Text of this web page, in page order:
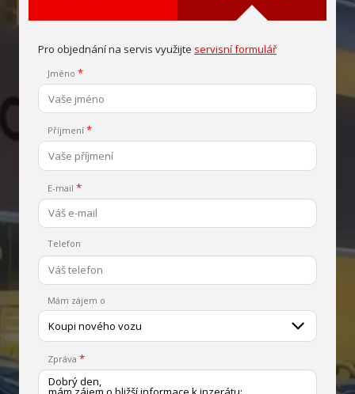
Pro objednání na servis využijte servisní formulář
Jméno
Příjmení
E-mail
Telefon
Mám zájem o
Koupi nového vozu
Zpráva